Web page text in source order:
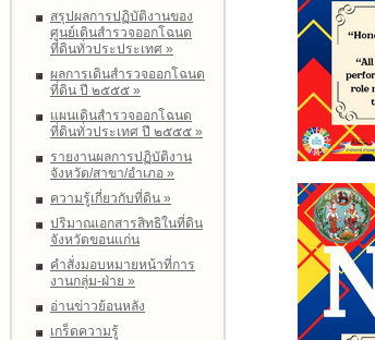
สรุปผลการปฏิบัติงานของ
ศูนย์เดินสำรวจออกโฉนด
ที่ดินทั่วประประเทศ »
ผลการเดินสำรวจออกโฉนด
ที่ดิน ปี ๒๕๕๕ »
แผนเดินสำรวจออกโฉนด
ที่ดินทั่วประเทศ ปี ๒๕๕๕ »
รายงานผลการปฏิบัติงาน
จังหวัด/สาขา/อำเภอ »
ความรู้เกี่ยวกับที่ดิน »
ปริมาณเอกสารสิทธิในที่ดิน
จังหวัดขอนแก่น
คำสั่งมอบหมายหน้าที่การ
งานกลุ่ม-ฝ่าย »
อ่านข่าวย้อนหลัง
เกร็ดความรู้